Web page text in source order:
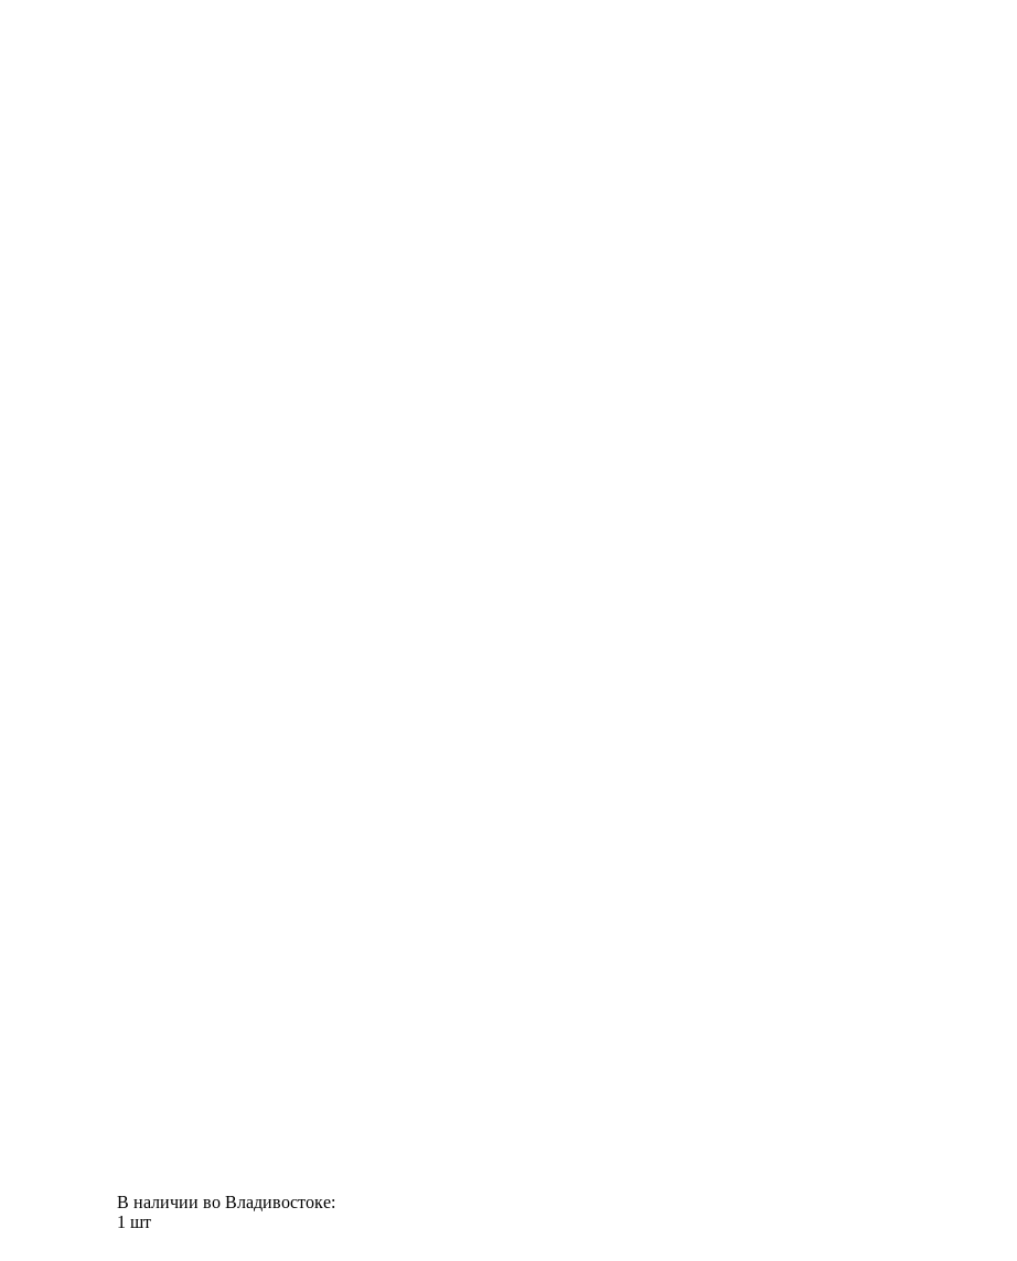
В наличии во Владивостоке:
1 шт